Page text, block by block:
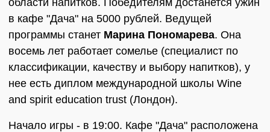
области напитков. Победителям достанется ужин
в кафе "Дача" на 5000 рублей. Ведущей
программы станет Марина Пономарева. Она
восемь лет работает сомелье (специалист по
классификации, качеству и выбору напитков), у
нее есть диплом международной школы Wine
and spirit education trust (Лондон).
Начало игры - в 19:00. Кафе "Дача" расположена